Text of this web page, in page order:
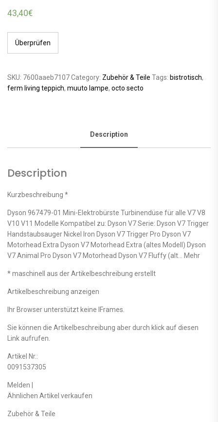
43,40€
Überprüfen
SKU: 7600aaeb7107Category: Zubehör & Teile Tags: bistrotisch,
ferm living teppich, muuto lampe, octo secto
Description
Description
Kurzbeschreibung *
Dyson 967479-01 Mini-Elektrobürste Turbinendüse für alle V7 V8
V10 V11 Modelle Kompatibel zu: Dyson V7 Serie: Dyson V7 Trigger
Handstaubsauger Nickel Iron Dyson V7 Trigger Pro Dyson V7
Motorhead Extra Dyson V7 Motorhead Extra (altes Modell) Dyson
V7 Animal Pro Dyson V7 Motorhead Dyson V7 Fluffy (alt… Mehr
* maschinell aus der Artikelbeschreibung erstellt
Artikelbeschreibung anzeigen
Ihr Browser unterstützt keine IFrames.
Sie können die Artikelbeschreibung aber durch klick auf diesen
Link aufrufen.
Artikel Nr.:
0091537305
Melden |
Ähnlichen Artikel verkaufen
Zubehör & Teile